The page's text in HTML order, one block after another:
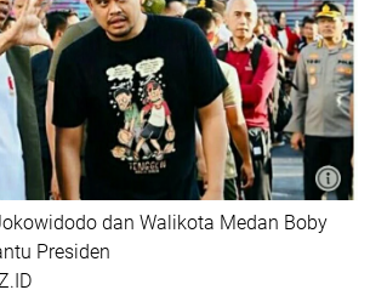
dan Walikota Medan Boby
Presiden